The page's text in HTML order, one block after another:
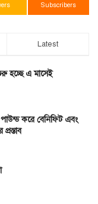
Subscribers
Latest
হচ্ছে এ মাসেই
করে বেনিফিট এবং